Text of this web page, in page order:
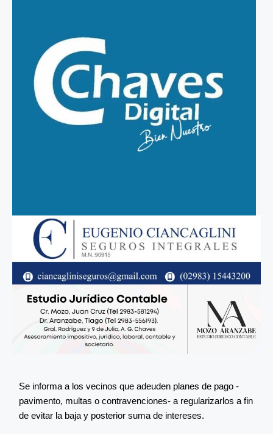
Se informa a los vecinos que adeuden planes de pago -
pavimento, multas o contravenciones- a regularizarlos a fin
de evitar la baja y posterior suma de intereses.